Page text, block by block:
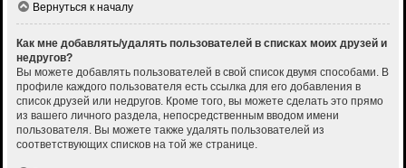
Вернуться к началу
Как мне добавлять/удалять пользователей в списках моих друзей и
недругов?
Вы можете добавлять пользователей в свой список двумя способами. В
профиле каждого пользователя есть ссылка для его добавления в
список друзей или недругов. Кроме того, вы можете сделать это прямо
из вашего личного раздела, непосредственным вводом имени
пользователя. Вы можете также удалять пользователей из
соответствующих списков на той же странице.